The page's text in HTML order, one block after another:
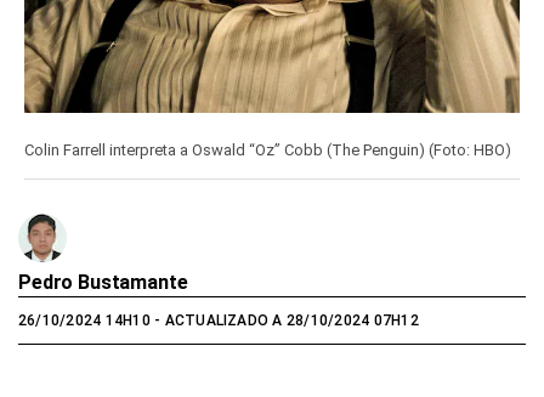
Colin Farrell interpreta a Oswald “Oz” Cobb (The Penguin) (Foto: HBO)
Pedro Bustamante
26/10/2024 14H10- ACTUALIZADO A 28/10/2024 07H12